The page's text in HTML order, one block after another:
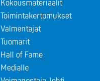
Kokousmateriaalit
Toimintakertomukset
Valmentajat
Tuomarit
Hall of Fame
Medialle